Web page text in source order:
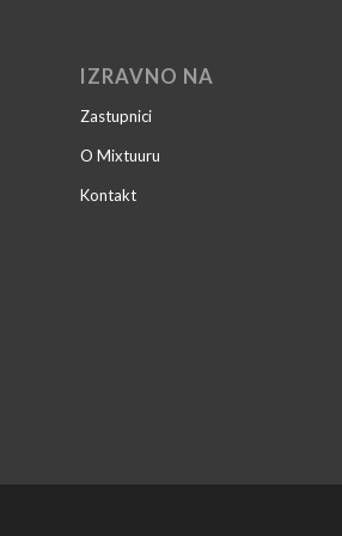
IZRAVNO NA
Zastupnici
O Mixtuuru
Kontakt